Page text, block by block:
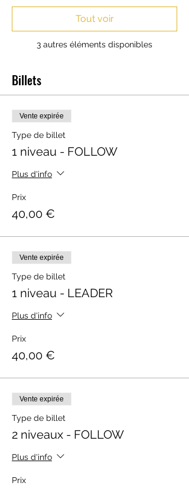
3 autres éléments disponibles
Tout voir
Billets
Vente expirée
Type de billet
1 niveau - FOLLOW
Plus d'info
Prix
40,00 €
Vente expirée
Type de billet
1 niveau - LEADER
Plus d'info
Prix
40,00 €
Vente expirée
Type de billet
2 niveaux - FOLLOW
Plus d'info
Prix